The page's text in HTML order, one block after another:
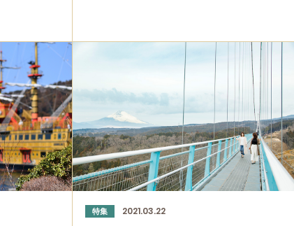
特集 2021.03.22